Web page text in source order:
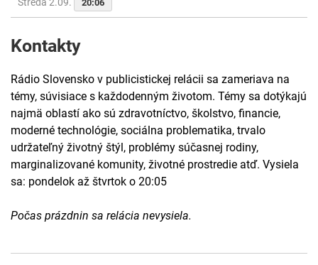
Streda 2.09. 20:06
Kontakty
Rádio Slovensko v publicistickej relácii sa zameriava na
témy, súvisiace s každodenným životom. Témy sa dotýkajú
najmä oblastí ako sú zdravotníctvo, školstvo, financie,
moderné technológie, sociálna problematika, trvalo
udržateľný životný štýl, problémy súčasnej rodiny,
marginalizované komunity, životné prostredie atď. Vysiela
sa: pondelok až štvrtok o 20:05
Počas prázdnin sa relácia nevysiela.